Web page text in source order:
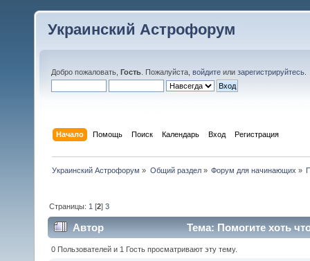
Украинский Астрофорум
Добро пожаловать, Гость . Пожалуйста, войдите или зарегистрируйтесь
Начало Помощь Поиск Календарь Вход Регистрация
Украинский Астрофорум » Общий раздел» Форум для начинающих »
Страницы: 1 [2]3
Автор Тема: Помогите хоть
0 Пользователей и 1 Гость просматривают эту тему.